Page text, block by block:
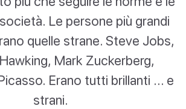
Le persone più grandi
quelle strane. Steve Jobs,
Mark Zuckerberg,
Erano tutti brillanti ... e
strani.